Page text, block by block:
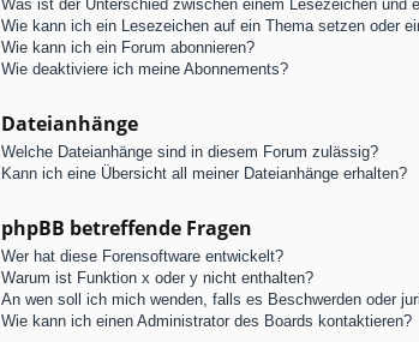
Was ist der Unterschied zwischen einem Lesezeichen und
Wie kann ich ein Lesezeichen auf ein Thema setzen oder
Wie kann ich ein Forum abonnieren?
Wie deaktiviere ich meine Abonnements?
Dateianhänge
Welche Dateianhänge sind in diesem Forum zulässig?
Kann ich eine Übersicht all meiner Dateianhänge erhalten?
phpBB betreffende Fragen
Wer hat diese Forensoftware entwickelt?
Warum ist Funktion x oder y nicht enthalten?
An wen soll ich mich wenden, falls es Beschwerden oder
Wie kann ich einen Administrator des Boards kontaktieren?